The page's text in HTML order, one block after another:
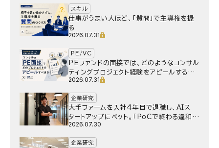
スキル
仕事がうまい人ほど、「質問」で主導権を握
る
2026.07.31
PE/VC
PEファンドの面接では、どのようなコンサル
ティングプロジェクト経験をアピールするべ
きか
2026.07.31
企業研究
大手ファームを入社4年目で退職し、AIス
タートアップにベット。｢PoCで終わる違和
感｣はどうなったのか／Gen-AX株式会社
2026.07.30
企業研究